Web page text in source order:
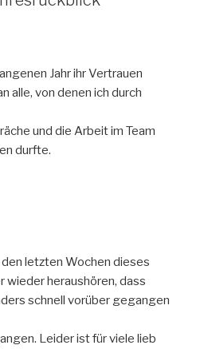
Jahr ihr Vertrauen
alle, von denen ich durch
und die Arbeit im Team
durfte.
letzten Wochen dieses
wieder heraushören, dass
schnell vorüber gegangen
Leider ist für viele lieb